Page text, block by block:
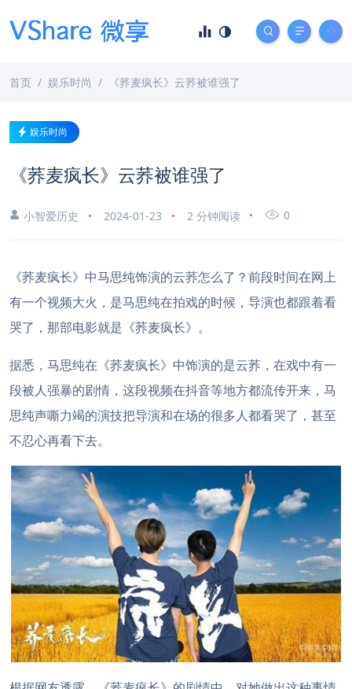
首页 娱乐时尚 《荞麦疯长》云荞被谁强了
娱乐时尚
《荞麦疯长》云荞被谁强了
小智爱历史 2024-01-23 2 分钟阅读 0
《荞麦疯长》中马思纯饰演的云荞怎么了？前段时间在网上
有一个视频大火，是马思纯在拍戏的时候，导演也都跟着看
哭了，那部电影就是《荞麦疯长》。
据悉，马思纯在《荞麦疯长》中饰演的是云荞，在戏中有一
段被人强暴的剧情，这段视频在抖音等地方都流传开来，马
思纯声嘶力竭的演技把导演和在场的很多人都看哭了，甚至
不忍心再看下去。